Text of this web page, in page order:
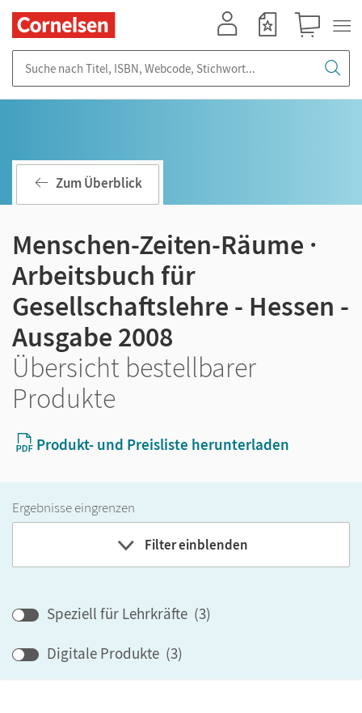
Zum Überblick
Menschen-Zeiten-Räume ·
Arbeitsbuch für
Gesellschaftslehre - Hessen -
Ausgabe 2008
Übersicht bestellbarer
Produkte
Produkt- und Preisliste herunterladen
Ergebnisse eingrenzen
Filter einblenden
Klassenstufe
Speziell für Lehrkräfte (3)
Digitale Produkte (3)